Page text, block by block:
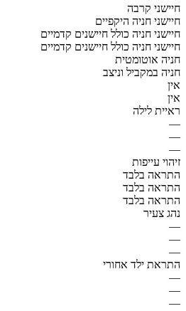
חיישני קרבה
חיישני חניה היקפיים
חיישני חניה כולל חיישנים קדמיים
חיישני חניה כולל חיישנים קדמיים
חניה אוטומטית
חניה במקביל וניצב
אין
אין
ראיית לילה
—
—
—
זיהוי עייפות
התראה בלבד
התראה בלבד
התראה בלבד
נהג צעיר
—
—
—
התראת ילד אחורי
—
—
—